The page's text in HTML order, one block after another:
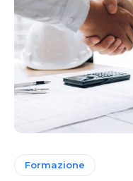
Formazione